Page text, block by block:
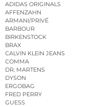
ADIDAS ORIGINALS
AFFENZAHN
ARMANI/PRIVÉ
BARBOUR
BIRKENSTOCK
BRAX
CALVIN KLEIN JEANS
COMMA
DR. MARTENS
DYSON
ERGOBAG
FRED PERRY
GUESS